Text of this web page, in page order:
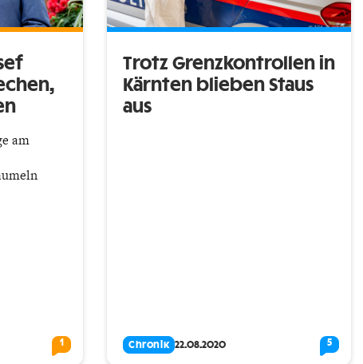
am
1
Trotz Grenzkontrollen in
Kärnten blieben Staus
aus
Chronik 22.08.2020 5